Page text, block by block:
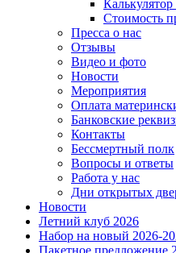
Стоимость
Пресса о нас
Отзывы
Видео и фото
Новости
Мероприятия
Оплата
Банковские
Контакты
Бессмертный полк
Вопросы и ответы
Работа у нас
Дни открытых
Новости
Летний клуб 2026
Набор на новый 2026-
Пакетное предложение